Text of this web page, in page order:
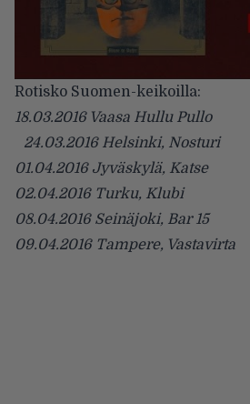
Rotisko Suomen-keikoilla:
18.03.2016 Vaasa Hullu Pullo
24.03.2016 Helsinki, Nosturi
01.04.2016 Jyväskylä, Katse
02.04.2016 Turku, Klubi
08.04.2016 Seinäjoki, Bar 15
09.04.2016 Tampere, Vastavirta